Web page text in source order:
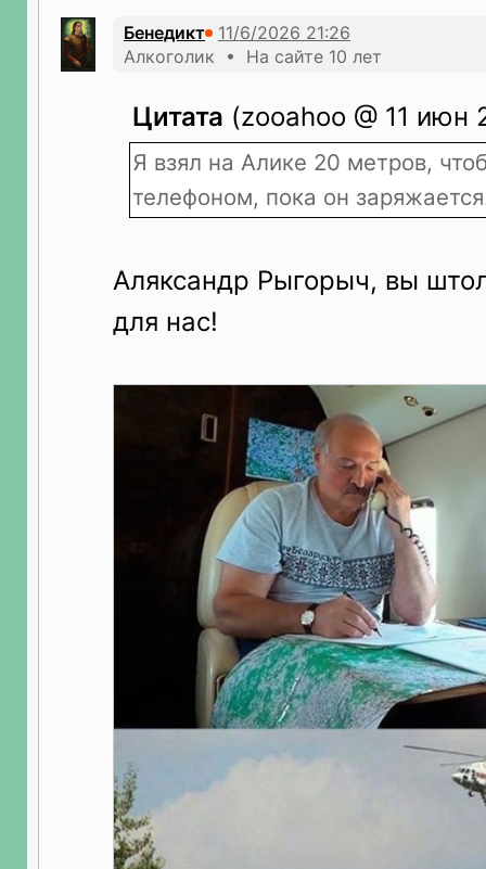
Бeнeдикт
Алкоголик • На сайте 10 лет
Цитата (zooahoo @ 11 июн
Я взял на Алике 20 метров,
телефоном, пока он
Аляксандр Рыгорыч, вы
для нас!